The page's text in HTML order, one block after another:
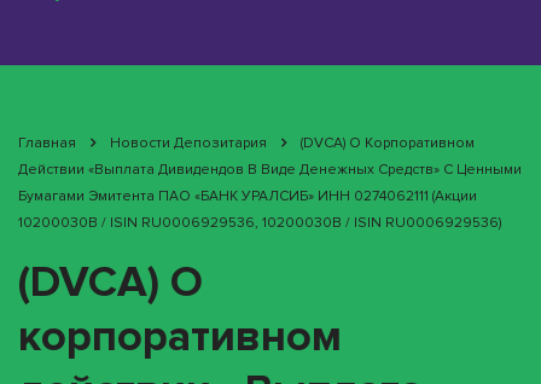
Главная Новости Депозитария
(DVCA) О Корпоративном
Действии «Выплата Дивидендов В Виде Денежных Средств» С Ценными
Бумагами Эмитента ПАО «БАНК УРАЛСИБ» ИНН 0274062111 (акции
10200030B / ISIN RU0006929536, 10200030B / ISIN RU0006929536)
(DVCA) О
корпоративном